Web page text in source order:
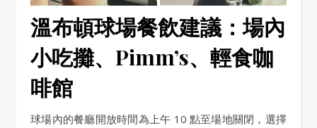
溫布頓球場餐飲建議：場內
小吃攤、Pimm’s、輕食咖
啡館
球場內的餐廳開放時間為上午 10 點至場地關閉，選擇